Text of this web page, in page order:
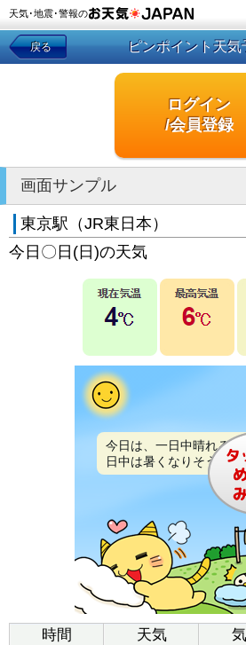
天気･地震･警報の
戻る ピンポイント天気
ログイン
/会員登録
画面サンプル
東京駅（JR東日本）
今日〇日(日)の天気
今日は、一日中晴れるで
日中は暑くなりそうです
時間 天気